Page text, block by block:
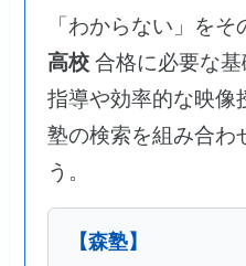
「わからない」を
高校 合格に必要な
指導や効率的な映像
塾の検索を組み合わ
う。
【森塾】